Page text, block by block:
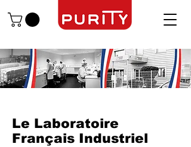
Le Laboratoire
Français Industriel